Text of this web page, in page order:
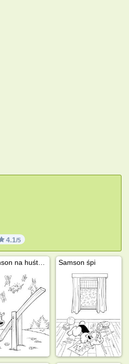
4.1/5
Samson śpi